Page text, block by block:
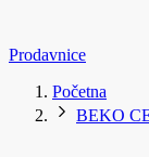
Prodavnice
Početna
BEKO